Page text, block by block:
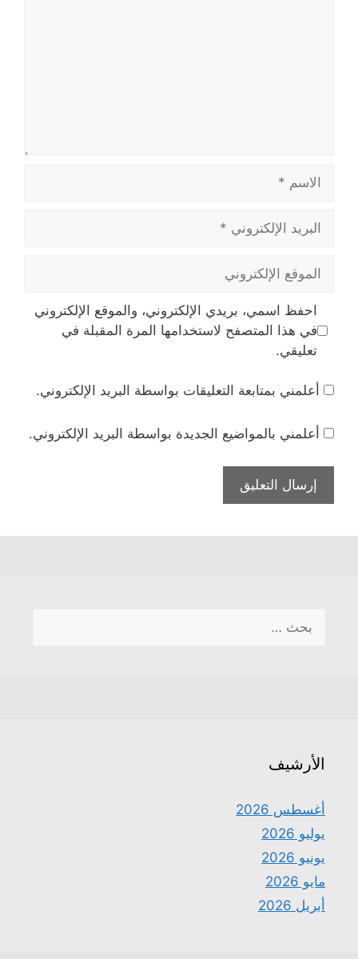
الإلكتروني
الإلكتروني
احفظ اسمي، بريدي الإلكتروني، والموقع الإلكتروني
في هذا المتصفح لاستخدامها المرة المقبلة في
تعليقي.
أعلمني بمتابعة التعليقات بواسطة البريد الإلكتروني.
أعلمني بالمواضيع الجديدة بواسطة البريد الإلكتروني.
عن:
الأرشيف
أغسطس 2026
يوليو 2026
يونيو 2026
مايو 2026
أبريل 2026